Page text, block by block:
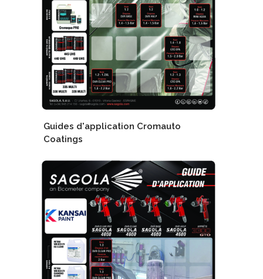
Guides d'application Cromauto
Coatings